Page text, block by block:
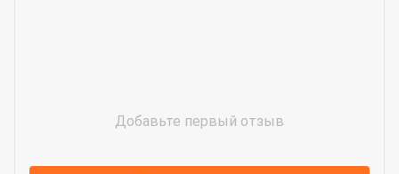
Добавьте первый отзыв